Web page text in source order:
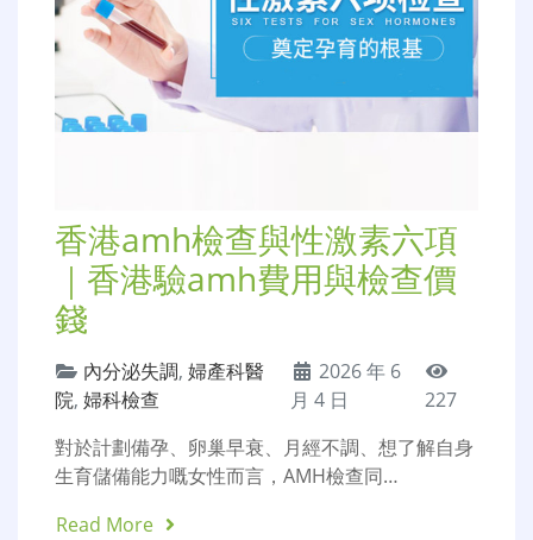
香港amh檢查與性激素六項
｜香港驗amh費用與檢查價
錢
內分泌失調, 婦產科醫
院, 婦科檢查
2026 年 6
月 4 日
227
對於計劃備孕、卵巢早衰、月經不調、想了解自身
生育儲備能力嘅女性而言，AMH檢查同…
Read More